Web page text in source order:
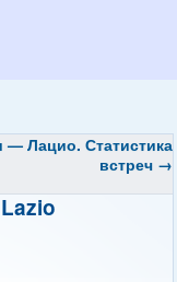
— Лацио. Статистика
встреч →